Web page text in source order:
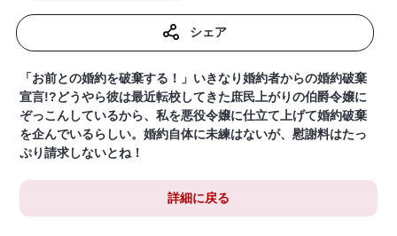
シェア
「お前との婚約を破棄する！」いきなり婚約者からの婚約破棄
宣言!?どうやら彼は最近転校してきた庶民上がりの伯爵令嬢に
ぞっこんしているから、私を悪役令嬢に仕立て上げて婚約破棄
を企んでいるらしい。婚約自体に未練はないが、慰謝料はたっ
ぷり請求しないとね！
詳細に戻る